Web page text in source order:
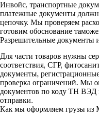
Инвойс, транспортные
платежные документы
цепочку. Мы проверяем
готовим обоснование
Разрешительные документы
Для части товаров нужны
соответствия, СГР,
документы,
проверка ограничений. Мы
документов по коду ТН ВЭД
отправки.
Как мы оформляем грузы из